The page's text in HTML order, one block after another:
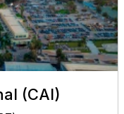
(CAI)